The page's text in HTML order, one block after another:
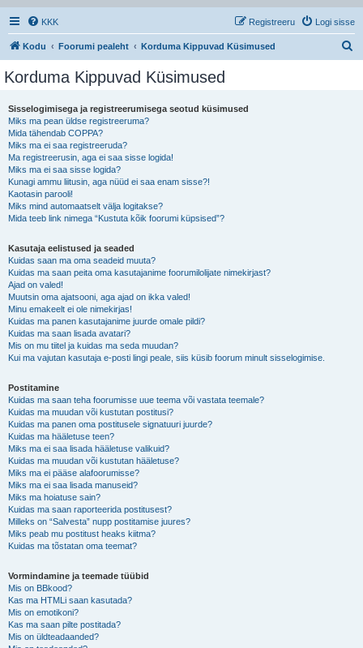
KKK Logi sisse
Registreeru
Kodu Foorumi pealeht Korduma Kippuvad Küsimused
Korduma Kippuvad Küsimused
Sisselogimisega ja registreerumisega seotud küsimused
Miks ma pean üldse registreeruma?
Mida tähendab COPPA?
Miks ma ei saa registreeruda?
Ma registreerusin, aga ei saa sisse logida!
Miks ma ei saa sisse logida?
Kunagi ammu liitusin, aga nüüd ei saa enam sisse?!
Kaotasin parooli!
Miks mind automaatselt välja logitakse?
Mida teeb link nimega “Kustuta kõik foorumi küpsised”?
Kasutaja eelistused ja seaded
Kuidas saan ma oma seadeid muuta?
Kuidas ma saan peita oma kasutajanime foorumilolijate nimekirjast?
Ajad on valed!
Muutsin oma ajatsooni, aga ajad on ikka valed!
Minu emakeelt ei ole nimekirjas!
Kuidas ma panen kasutajanime juurde omale pildi?
Kuidas ma saan lisada avatari?
Mis on mu tiitel ja kuidas ma seda muudan?
Kui ma vajutan kasutaja e-posti lingi peale, siis küsib foorum minult sisselogimise.
Postitamine
Kuidas ma saan teha foorumisse uue teema või vastata teemale?
Kuidas ma muudan või kustutan postitusi?
Kuidas ma panen oma postitusele signatuuri juurde?
Kuidas ma hääletuse teen?
Miks ma ei saa lisada hääletuse valikuid?
Kuidas ma muudan või kustutan hääletuse?
Miks ma ei pääse alafoorumisse?
Miks ma ei saa lisada manuseid?
Miks ma hoiatuse sain?
Kuidas ma saan raporteerida postitusest?
Milleks on “Salvesta” nupp postitamise juures?
Miks peab mu postitust heaks kiitma?
Kuidas ma tõstatan oma teemat?
Vormindamine ja teemade tüübid
Mis on BBkood?
Kas ma HTMLi saan kasutada?
Mis on emotikoni?
Kas ma saan pilte postitada?
Mis on üldteadaanded?